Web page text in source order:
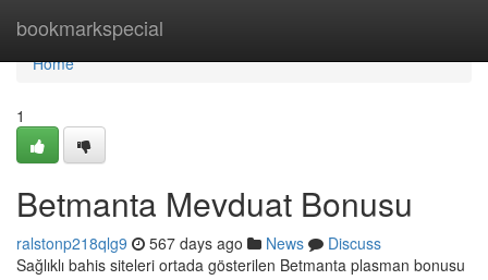
bookmarkspecial
Home
Home
1
Betmanta Mevduat Bonusu
ralstonp218qlg9 567 days ago News
Discuss
Sağlıklı bahis siteleri ortada gösterilen Betmanta plasman bonusu